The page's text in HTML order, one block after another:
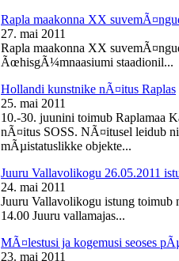
Rapla maakonna XX
27. mai 2011
Rapla maakonna XX
ÃœhisgÃ¼mnaasiumi staadionil...
Hollandi kunstnike nÃ¤itus Raplas
25. mai 2011
10.-30. juunini toimub Raplamaa
nÃ¤itus SOSS. NÃ¤itusel leidub
mÃµistatuslikke objekte...
Juuru Vallavolikogu 26.05.2011
24. mai 2011
Juuru Vallavolikogu istung toimub
14.00 Juuru vallamajas...
MÃ¤lestusi ja kogemusi seoses
23. mai 2011